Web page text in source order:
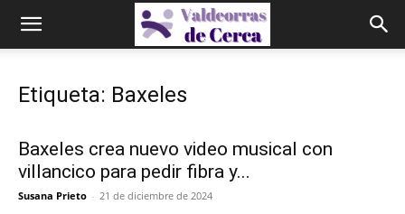
Etiqueta: Baxeles
Baxeles crea nuevo video musical con
villancico para pedir fibra y...
Susana Prieto - 21 de diciembre de 2024